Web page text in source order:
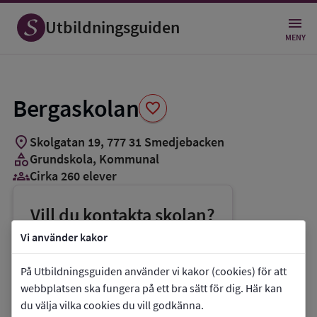
Vi använder kakor
På Utbildningsguiden använder vi kakor (cookies) för att
webbplatsen ska fungera på ett bra sätt för dig. Här kan
du välja vilka cookies du vill godkänna.
Utbildningsguiden MENY
Bergaskolan favorite
Spara
som
favorit
location_on Skolgatan 19, 777 31 Smedjebacken
categoryGrundskola, Kommunal
groups_3Cirka 260 elever
Vill du kontakta skolan?
phoneTelefon:0240-660204
E-post: fou@smedjebacken.se
link Webbplats:Bergaskolan